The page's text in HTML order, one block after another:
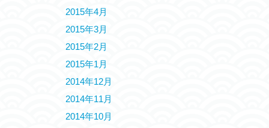
2015年4月
2015年3月
2015年2月
2015年1月
2014年12月
2014年11月
2014年10月